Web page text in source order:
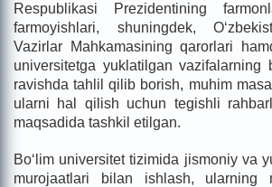
Respublikasi Prezidentining
farmoyishlari, shuningdek,
Vazirlar Mahkamasining qarorlari
universitetga yuklatilgan vazifalarning
ravishda tahlil qilib borish, muhim
ularni hal qilish uchun tegishli
maqsadida tashkil etilgan.
Bo‘lim universitet tizimida jismoniy va
murojaatlari bilan ishlash, ularning